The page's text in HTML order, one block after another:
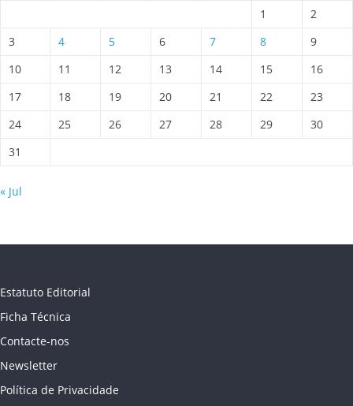
1
2
3
4 5 6 7 8
9
10
11 12 13 14 15
16
17
18 19 20 21 22
23
24
25 26 27 28 29
30
31
« Jul
Estatuto Editorial
Ficha Técnica
Contacte-nos
Newsletter
Política de Privacidade